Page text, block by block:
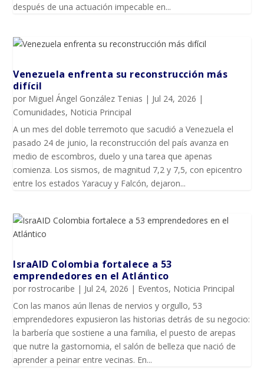
después de una actuación impecable en...
Venezuela enfrenta su reconstrucción más
difícil
por Miguel Ángel González Tenias | Jul 24, 2026 |
Comunidades, Noticia Principal
A un mes del doble terremoto que sacudió a Venezuela el
pasado 24 de junio, la reconstrucción del país avanza en
medio de escombros, duelo y una tarea que apenas
comienza. Los sismos, de magnitud 7,2 y 7,5, con epicentro
entre los estados Yaracuy y Falcón, dejaron...
IsraAID Colombia fortalece a 53
emprendedores en el Atlántico
porrostrocaribe | Jul 24, 2026 | Eventos, Noticia Principal
Con las manos aún llenas de nervios y orgullo, 53
emprendedores expusieron las historias detrás de su negocio:
la barbería que sostiene a una familia, el puesto de arepas
que nutre la gastornomia, el salón de belleza que nació de
aprender a peinar entre vecinas. En...